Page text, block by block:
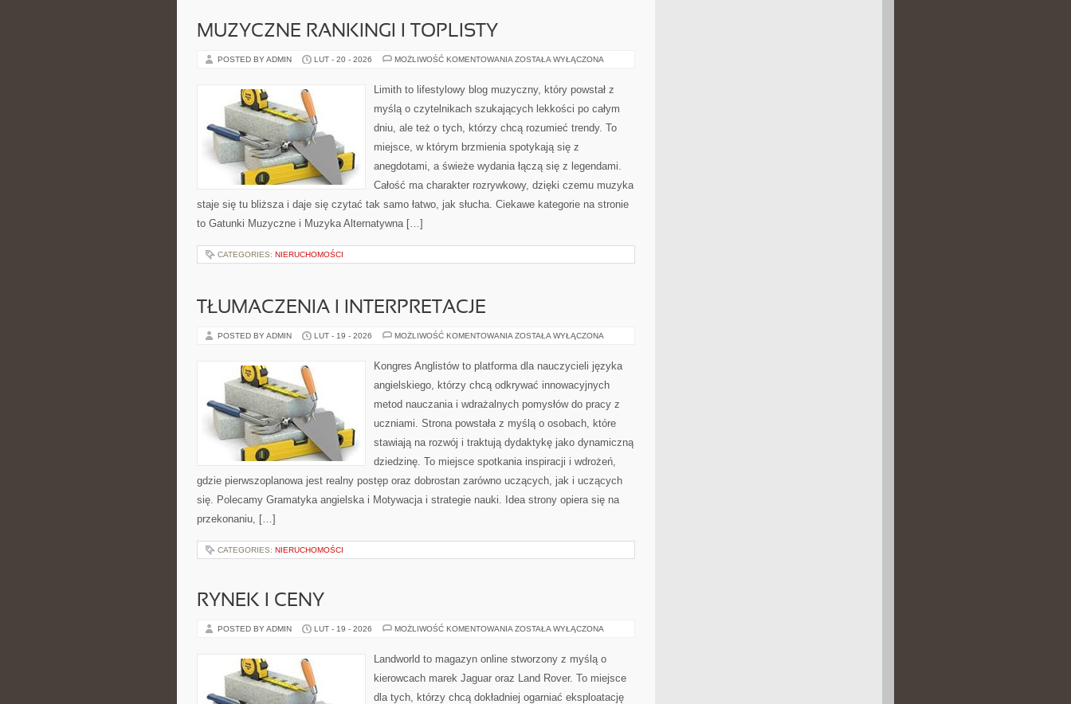
MUZYCZNE RANKINGI I TOPLISTY
POSTED BY ADMIN LUT - 20 - 2026 MOŻLIWOŚĆ KOMENTOWANIA MUZYCZNE
TOPLISTY
ZOSTAŁA WYŁĄCZONA
Limith to lifestylowy blog muzyczny, który powstał z
myślą o czytelnikach szukających lekkości po całym
dniu, ale też o tych, którzy chcą rozumieć trendy. To
miejsce, w którym brzmienia spotykają się z
anegdotami, a świeże wydania łączą się z legendami.
Całość ma charakter rozrywkowy, dzięki czemu muzyka
staje się tu bliższa i daje się czytać tak samo łatwo, jak słucha. Ciekawe kategorie na stronie
to Gatunki Muzyczne i Muzyka Alternatywna […]
CATEGORIES: NIERUCHOMOŚCI
TŁUMACZENIA I INTERPRETACJE
POSTED BY ADMIN LUT - 19 - 2026 MOŻLIWOŚĆ KOMENTOWANIA TŁUMACZENIA
ZOSTAŁA WYŁĄCZONA
Kongres Anglistów to platforma dla nauczycieli języka
angielskiego, którzy chcą odkrywać innowacyjnych
metod nauczania i wdrażalnych pomysłów do pracy z
uczniami. Strona powstała z myślą o osobach, które
stawiają na rozwój i traktują dydaktykę jako dynamiczną
dziedzinę. To miejsce spotkania inspiracji i wdrożeń,
gdzie pierwszoplanowa jest realny postęp oraz dobrostan zarówno uczących, jak i uczących
się. Polecamy Gramatyka angielska i Motywacja i strategie nauki. Idea strony opiera się na
przekonaniu, […]
CATEGORIES: NIERUCHOMOŚCI
RYNEK I CENY
POSTED BY ADMIN LUT - 19 - 2026 MOŻLIWOŚĆ KOMENTOWANIA RYNEK
ZOSTAŁA WYŁĄCZONA
Landworld to magazyn online stworzony z myślą o
kierowcach marek Jaguar oraz Land Rover. To miejsce
dla tych, którzy chcą dokładniej ogarniać eksploatację